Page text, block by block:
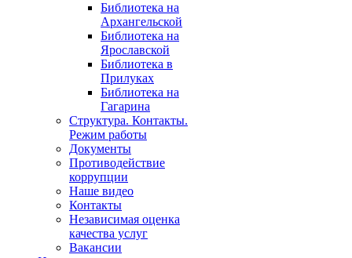
Библиотека на
Архангельской
Библиотека на
Ярославской
Библиотека в
Прилуках
Библиотека на
Гагарина
Структура. Контакты.
Режим работы
Документы
Противодействие
коррупции
Наше видео
Контакты
Независимая оценка
качества услуг
Вакансии